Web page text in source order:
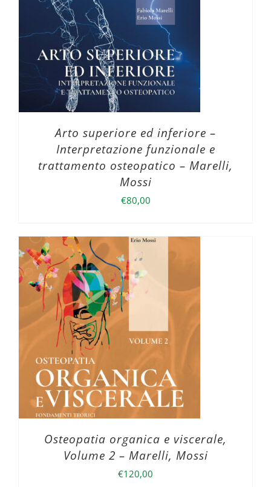
Arto superiore ed inferiore –
Interpretazione funzionale e
trattamento osteopatico – Marelli,
Mossi
€80,00
Osteopatia organica e viscerale,
Volume 2 – Marelli, Mossi
€120,00